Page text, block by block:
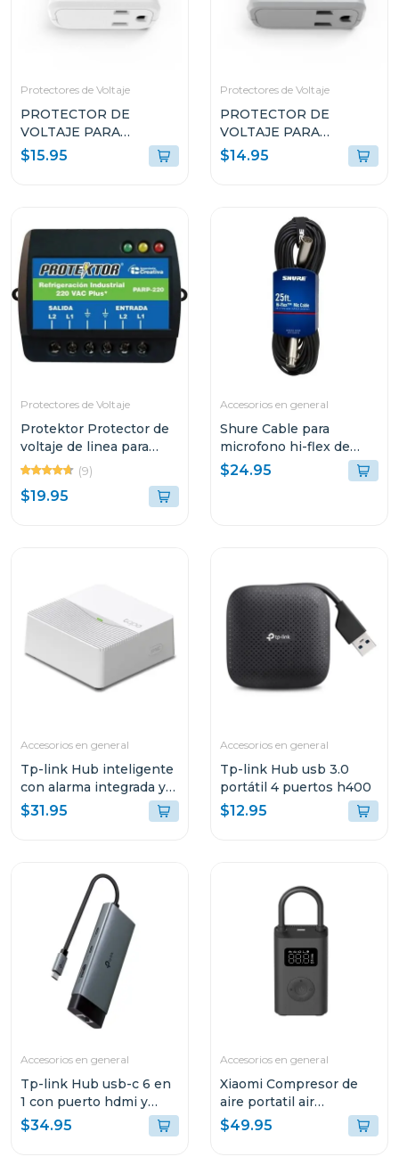
Protectores de Voltaje
PROTECTOR DE
VOLTAJE PARA
EQUIPOS DOMESTICOS
PTED1T51
$15.95
Protectores de Voltaje
PROTECTOR DE
VOLTAJE PARA
REFRIGERADORAS
DOMÉSTICAS PTN1T51
$14.95
Protectores de Voltaje
Protektor Protector de
voltaje de linea para
refrigeracion industrial
220vac plus
(9)
$19.95
Accesorios en general
Shure Cable para
microfono hi-flex de
7.5m c25
$24.95
Accesorios en general
Tp-link Hub inteligente
con alarma integrada y
ranura microsd tapo
h200
$31.95
Accesorios en general
Tp-link Hub usb 3.0
portátil 4 puertos h400
$12.95
Accesorios en general
Tp-link Hub usb-c 6 en
1 con puerto hdmi y
carga rapida 100w
uh6120
$34.95
Accesorios en general
Xiaomi Compresor de
aire portatil air
compressor 2da gen
$49.95